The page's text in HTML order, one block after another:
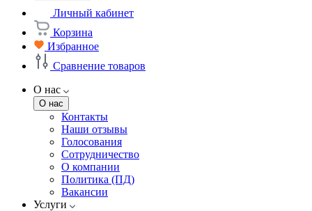
Личный кабинет
Корзина
Избранное
Сравнение товаров
О нас
О нас
Контакты
Наши отзывы
Голосования
Сотрудничество
О компании
Политика (ПД)
Вакансии
Услуги